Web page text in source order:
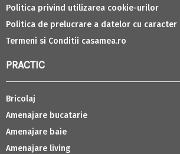
Politica privind utilizarea cookie-urilor
Politica de prelucrare a datelor cu caracter
Termeni si Conditii casamea.ro
PRACTIC
Bricolaj
Amenajare bucatarie
Amenajare baie
Amenajare living